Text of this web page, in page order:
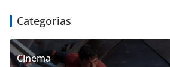
Categorias
Cinema